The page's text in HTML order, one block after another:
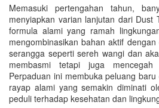
Memasuki pertengahan tahun,
menyiapkan varian lanjutan dari Dust
formula alami yang ramah
mengombinasikan bahan aktif
serangga seperti sereh wangi dan
membasmi tetapi juga
Perpaduan ini membuka peluang
rayap alami yang semakin diminati
peduli terhadap kesehatan dan